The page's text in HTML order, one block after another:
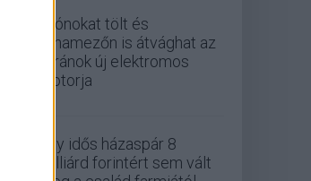
Drónokat tölt és
aknamezőn is átvághat az
ukránok új elektromos
motorja
Egy idős házaspár 8
milliárd forintért sem vált